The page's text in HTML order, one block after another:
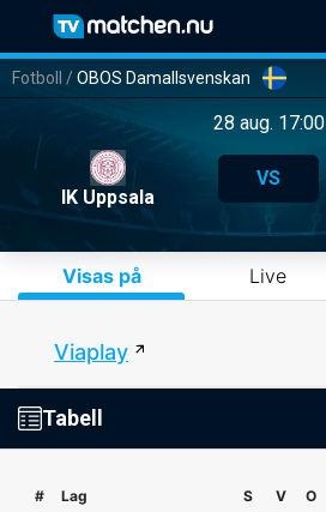
Fotboll /OBOS Damallsvenskan
28 aug. 17:00
IK Uppsala
VS
Visas på Live
Viaplay
Tabell
# Lag S V O